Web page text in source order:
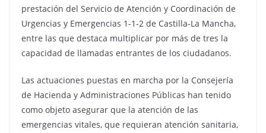
prestación del Servicio de Atención y Coordinación de
Urgencias y Emergencias 1-1-2 de Castilla-La Mancha,
entre las que destaca multiplicar por más de tres la
capacidad de llamadas entrantes de los ciudadanos.
Las actuaciones puestas en marcha por la Consejería
de Hacienda y Administraciones Públicas han tenido
como objeto asegurar que la atención de las
emergencias vitales, que requieran atención sanitaria,